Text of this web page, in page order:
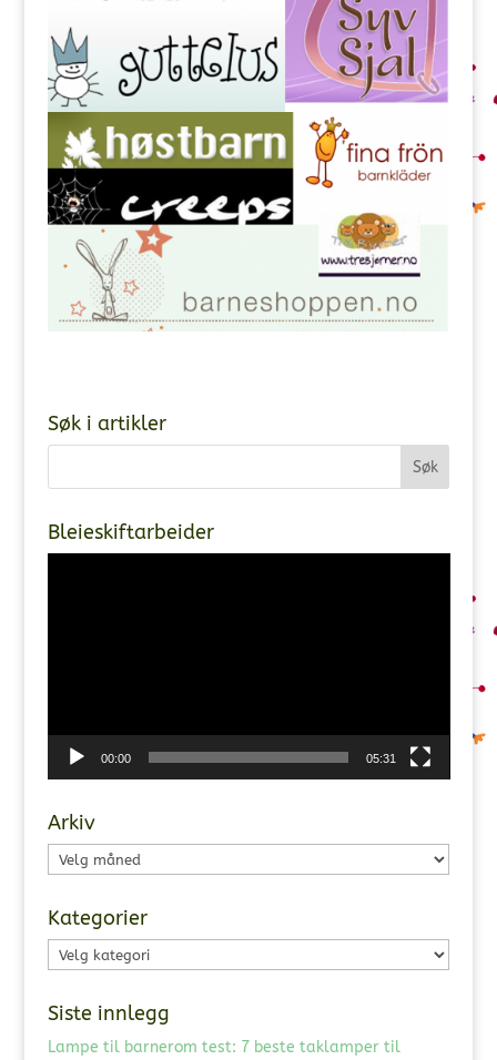
Søk i artikler
Bleieskiftarbeider
00:00 05:31
Arkiv
Arkiv
Kategorier
Kategorier
Siste innlegg
Lampe til barnerom test: 7 beste taklamper til